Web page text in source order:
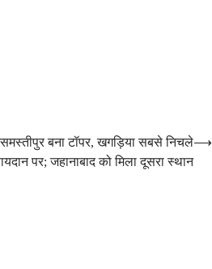
बना टॉपर, खगड़िया सबसे निचले
पर; जहानाबाद को मिला दूसरा स्थान
⟶